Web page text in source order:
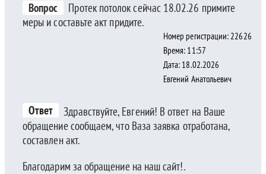
Вопрос
Протек потолок сейчас 18.02.26 примите
меры и составьте акт придите.
Номер регистрации: 22626
Время: 11:57
Дата: 18.02.2026
Евгений Анатольевич
Ответ
Здравствуйте, Евгений! В ответ на Ваше
обращение сообщаем, что Ваза заявка отработана,
составлен акт.
Благодарим за обращение на наш сайт!.